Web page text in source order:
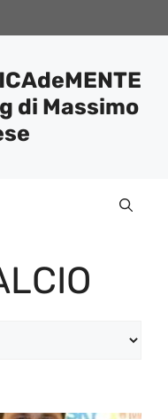
di Massimo